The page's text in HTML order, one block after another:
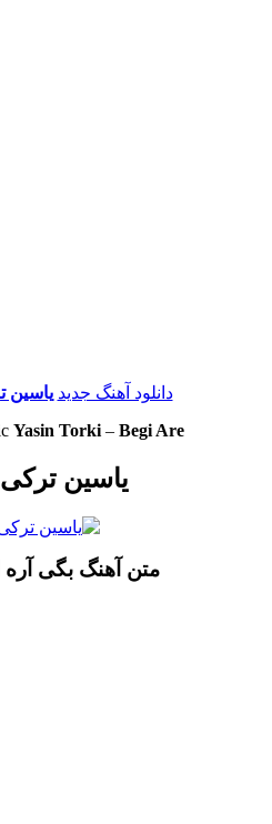
دانلود آهنگ جدید یاسین
Yasin Torki– Begi Are
یاسین
متن آهنگ بگی آره